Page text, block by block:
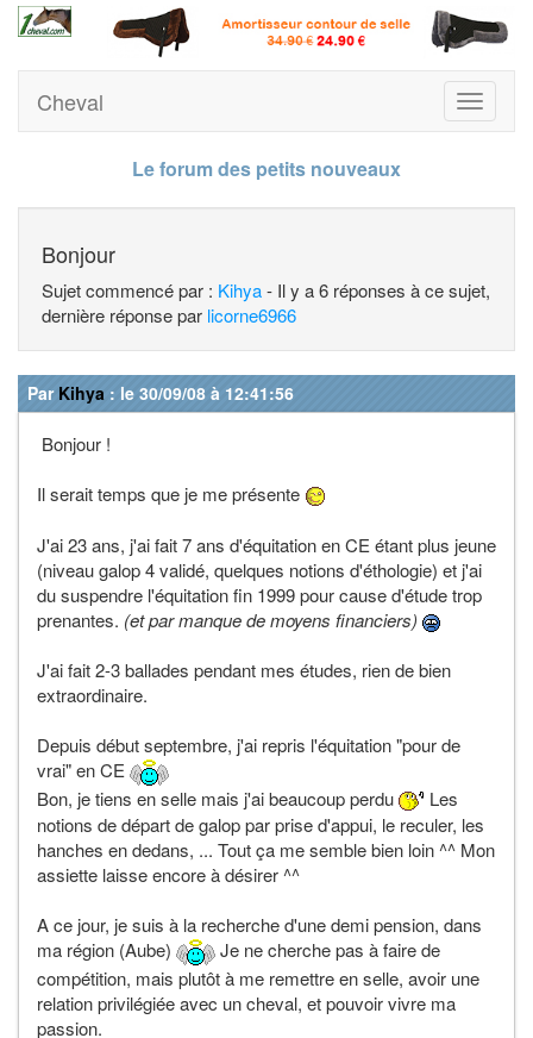
Toggle
Cheval
Le forum des petits nouveaux
Bonjour
Sujet commencé par : Kihya- Il y a 6 réponses à ce sujet,
dernière réponse par licorne6966
Par Kihya : le 30/09/08 à 12:41:56
Bonjour !
Il serait temps que je me présente
J'ai 23 ans, j'ai fait 7 ans d'équitation en CE étant plus jeune
(niveau galop 4 validé, quelques notions d'éthologie) et j'ai
du suspendre l'équitation fin 1999 pour cause d'étude trop
prenantes. (et par manque de moyens financiers)
J'ai fait 2-3 ballades pendant mes études, rien de bien
extraordinaire.
Depuis début septembre, j'ai repris l'équitation "pour de
vrai" en CE
Bon, je tiens en selle mais j'ai beaucoup perdu
Les
notions de départ de galop par prise d'appui, le reculer, les
hanches en dedans, ... Tout ça me semble bien loin ^^ Mon
assiette laisse encore à désirer ^^
A ce jour, je suis à la recherche d'une demi pension, dans
ma région (Aube)
Je ne cherche pas à faire de
compétition, mais plutôt à me remettre en selle, avoir une
relation privilégiée avec un cheval, et pouvoir vivre ma
passion.